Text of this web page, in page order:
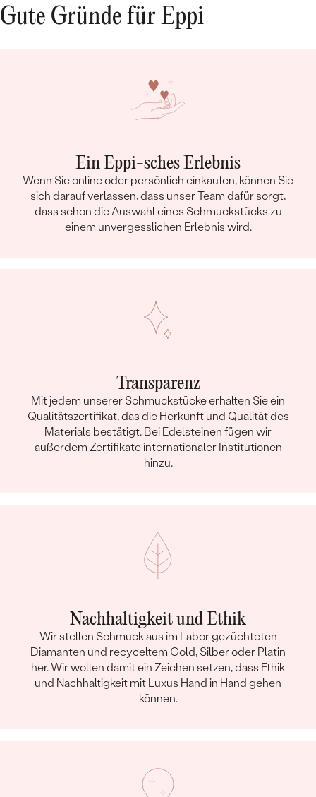
war ebenfalls sehr schnell, zwischendurch gab
es auch immer wieder einen Zwischenstand
aus als ich gehofft habe (ihr gefällt der Ring
auch sehr). Insgesamt also ein wirklich guter
Shop, den ich uneingeschränkt
Gute Gründe für Eppi
Ein Eppi-sches Erlebnis
Wenn Sie online oder persönlich einkaufen, können Sie
sich darauf verlassen, dass unser Team dafür sorgt,
dass schon die Auswahl eines Schmuckstücks zu
einem unvergesslichen Erlebnis wird.
Transparenz
Mit jedem unserer Schmuckstücke erhalten Sie ein
Qualitätszertifikat, das die Herkunft und Qualität des
Materials bestätigt. Bei Edelsteinen fügen wir
außerdem Zertifikate internationaler Institutionen
hinzu.
Nachhaltigkeit und Ethik
Wir stellen Schmuck aus im Labor gezüchteten
Diamanten und recyceltem Gold, Silber oder Platin
her. Wir wollen damit ein Zeichen setzen, dass Ethik
und Nachhaltigkeit mit Luxus Hand in Hand gehen
können.